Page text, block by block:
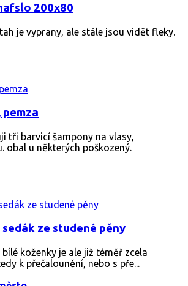
200x80
je vyprany, ale stále jsou vidět fleky.
pemza
tři barvicí šampony na vlasy,
obal u některých poškozený.
ze studené pěny
koženky je ale již téměř zcela
k přečalounění, nebo s pře...